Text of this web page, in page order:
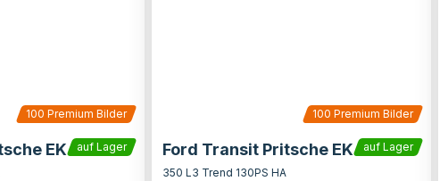
100 Premium Bilder
EK
auf Lager
100 Premium Bilder
Ford Transit Pritsche EK
auf Lager
350 L3 Trend 130PS HA